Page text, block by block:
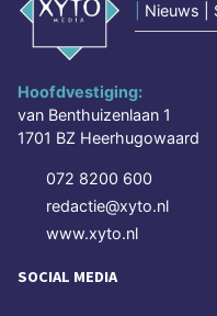
Nieuws |
Hoofdvestiging:
van Benthuizenlaan 1
1701 BZ Heerhugowaard
072 8200 600
redactie@xyto.nl
www.xyto.nl
SOCIAL MEDIA